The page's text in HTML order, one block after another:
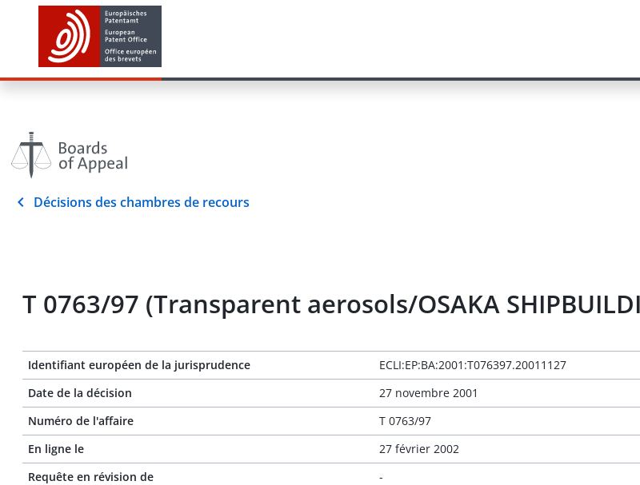
Décisions des chambres de recours
T 0763/97 (Transparent aerosols/OSAKA
Identifiant européen de la jurisprudence
ECLI:EP:BA:2001:T076397.20011127
Date de la décision
27 novembre 2001
Numéro de l'affaire
T 0763/97
En ligne le
27 février 2002
Requête en révision de
-